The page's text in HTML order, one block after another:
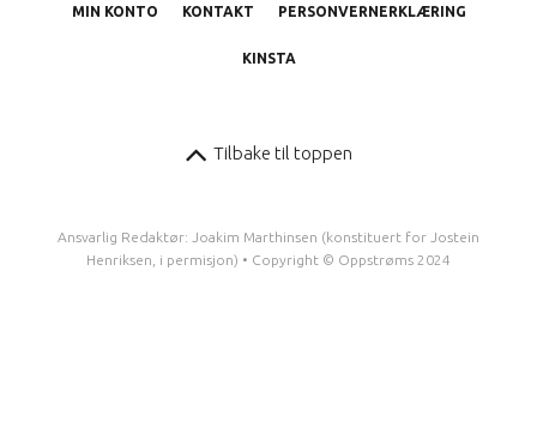
MIN KONTO KONTAKT PERSONVERNERKLÆRING
KINSTA
Tilbake til toppen
Ansvarlig Redaktør: Joakim Marthinsen (konstituert for Jostein
Henriksen, i permisjon) • Copyright © Oppstrøms 2024